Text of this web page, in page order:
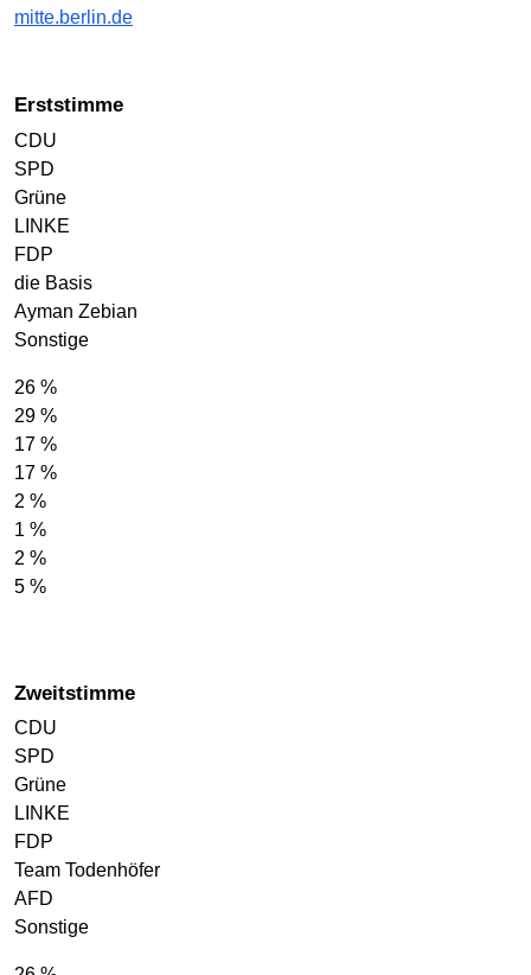
mitte.berlin.de
Erststimme
CDU
SPD
Grüne
LINKE
FDP
die Basis
Ayman Zebian
Sonstige
26 %
29 %
17 %
17 %
2 %
1 %
2 %
5 %
Zweitstimme
CDU
SPD
Grüne
LINKE
FDP
Team Todenhöfer
AFD
Sonstige